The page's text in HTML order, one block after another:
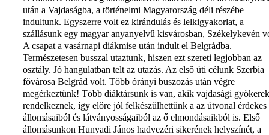
után a Vajdaságba, a történelmi Magyarország déli részébe
indultunk. Egyszerre volt ez kirándulás és lelkigyakorlat, a
szállásunk egy magyar anyanyelvű kisvárosban, Székelykevén
A csapat a vasárnapi diákmise után indult el Belgrádba.
Természetesen busszal utaztunk, hiszen ezt szereti legjobban az
osztály. Jó hangulatban telt az utazás. Az első úti célunk Szerbia
fővárosa Belgrád volt. Több órányi buszozás után végre
megérkeztünk! Több diáktársunk is van, akik vajdasági
rendelkeznek, így előre jól felkészülhettünk a az útvonal érdekes
állomásaiból és látványosságaiból az ő elmondásaikból is. Első
állomásunkon Hunyadi János hadvezéri sikerének helyszínét, a